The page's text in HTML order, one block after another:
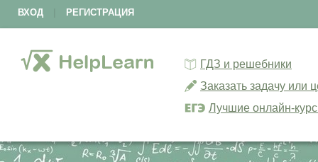
ВХОД РЕГИСТРАЦИЯ
ГДЗ и решебники
Заказать задачу или
Лучшие онлайн-